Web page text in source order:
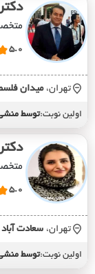
5.0
تهران، ميدان
اولین نوبت:توسط
5.0
تهران، سعادت آباد
اولین نوبت:توسط